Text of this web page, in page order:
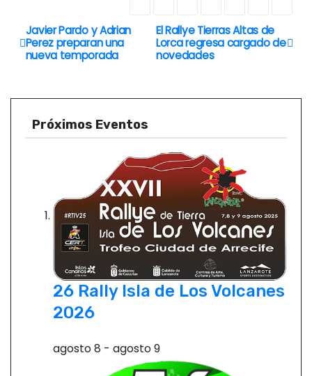
N
a
v
El Rallye Tierras Altas de
Lorca regresa cargado de
novedades
Javier Pardo y Adrian
Perez preparan una
nueva temporada
Próximos Eventos
26 Rally Isla de Los Volcanes
2026
agosto 8 - agosto 9